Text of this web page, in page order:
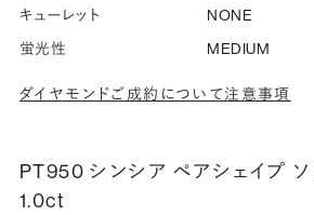
キューレット
NONE
蛍光性
MEDIUM
ダイヤモンドご成約について注意事項
PT950 シンシア ペアシェイプ ソ
1.0ct